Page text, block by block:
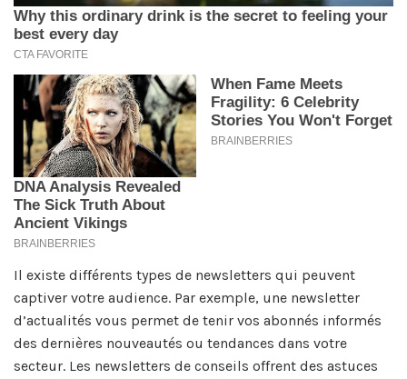
Il existe différents types de newsletters qui peuvent
captiver votre audience. Par exemple, une newsletter
d’actualités vous permet de tenir vos abonnés informés
des dernières nouveautés ou tendances dans votre
secteur. Les newsletters de conseils offrent des astuces